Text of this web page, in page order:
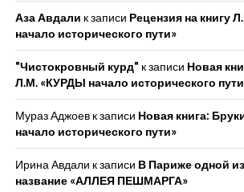
Аза Авдали к записи Рецензия на книгу
начало исторического пути»
"Чистокровный курд" к записи Новая
Л.М. «КУРДЫ начало исторического
Мураз Аджоевк записи Новая книга:
начало исторического пути»
Ирина Авдали к записи В Париже одной
название «АЛЛЕЯ ПЕШМАРГА»